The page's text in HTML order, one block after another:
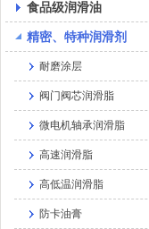
食品级润滑油
精密、特种润滑剂
耐磨涂层
阀门阀芯润滑脂
微电机轴承润滑脂
高速润滑脂
高低温润滑脂
防卡油膏